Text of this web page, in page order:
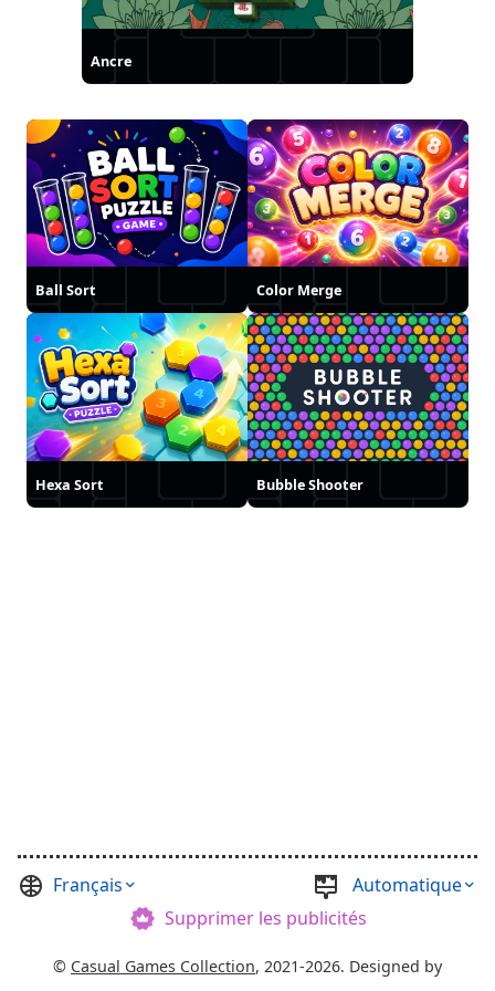
Ancre
Ball Sort Color Merge
Hexa Sort Bubble Shooter
Français
Automatique
Supprimer les publicités
© Casual Games Collection, 2021-2026. Designed by